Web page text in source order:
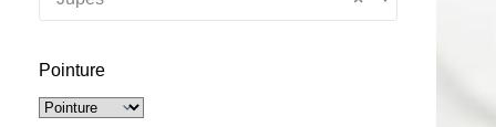
Pointure